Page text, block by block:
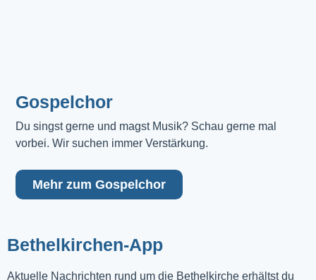
Gospelchor
Du singst gerne und magst Musik? Schau gerne mal
vorbei. Wir suchen immer Verstärkung.
Mehr zum Gospelchor
Bethelkirchen-App
Aktuelle Nachrichten rund um die Bethelkirche erhältst du